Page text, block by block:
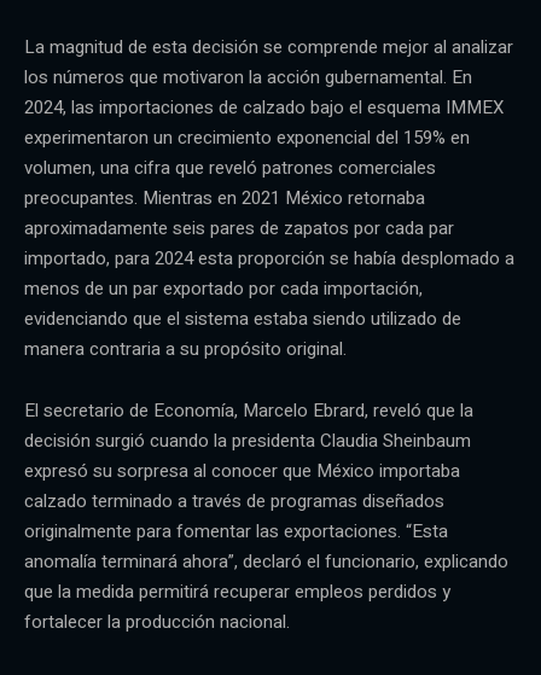
La magnitud de esta decisión se comprende mejor al analizar
los números que motivaron la acción gubernamental. En
2024, las importaciones de calzado bajo el esquema IMMEX
experimentaron un crecimiento exponencial del 159% en
volumen, una cifra que reveló patrones comerciales
preocupantes. Mientras en 2021 México retornaba
aproximadamente seis pares de zapatos por cada par
importado, para 2024 esta proporción se había desplomado a
menos de un par exportado por cada importación,
evidenciando que el sistema estaba siendo utilizado de
manera contraria a su propósito original.
El secretario de Economía, Marcelo Ebrard, reveló que la
decisión surgió cuando la presidenta Claudia Sheinbaum
expresó su sorpresa al conocer que México importaba
calzado terminado a través de programas diseñados
originalmente para fomentar las exportaciones. “Esta
anomalía terminará ahora”, declaró el funcionario, explicando
que la medida permitirá recuperar empleos perdidos y
fortalecer la producción nacional.